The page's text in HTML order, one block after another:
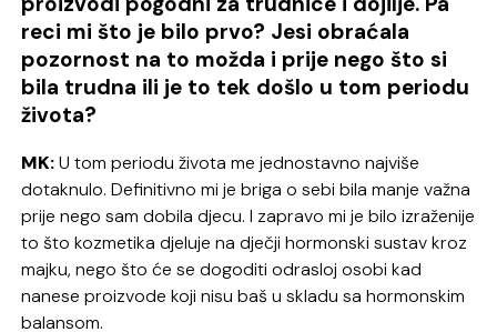
reci mi što je bilo prvo? Jesi obraćala
pozornost na to možda i prije nego što si
bila trudna ili je to tek došlo u tom periodu
života?
MK:U tom periodu života me jednostavno najviše
dotaknulo. Definitivno mi je briga o sebi bila manje važna
prije nego sam dobila djecu. I zapravo mi je bilo izraženije
to što kozmetika djeluje na dječji hormonski sustav kroz
majku, nego što će se dogoditi odrasloj osobi kad
nanese proizvode koji nisu baš u skladu sa hormonskim
balansom.